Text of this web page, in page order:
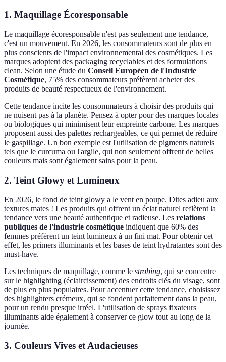
1. Maquillage Écoresponsable
Le maquillage écoresponsable n'est pas seulement une tendance,
c'est un mouvement. En 2026, les consommateurs sont de plus en
plus conscients de l'impact environnemental des cosmétiques. Les
marques adoptent des packaging recyclables et des formulations
clean. Selon une étude du Conseil Européen de l'Industrie
Cosmétique, 75% des consommateurs préfèrent acheter des
produits de beauté respectueux de l'environnement.
Cette tendance incite les consommateurs à choisir des produits qui
ne nuisent pas à la planète. Pensez à opter pour des marques locales
ou biologiques qui minimisent leur empreinte carbone. Les marques
proposent aussi des palettes rechargeables, ce qui permet de réduire
le gaspillage. Un bon exemple est l'utilisation de pigments naturels
tels que le curcuma ou l'argile, qui non seulement offrent de belles
couleurs mais sont également sains pour la peau.
2. Teint Glowy et Lumineux
En 2026, le fond de teint glowy a le vent en poupe. Dites adieu aux
textures mates ! Les produits qui offrent un éclat naturel reflètent la
tendance vers une beauté authentique et radieuse. Les relations
publiques de l'industrie cosmétique indiquent que 60% des
femmes préfèrent un teint lumineux à un fini mat. Pour obtenir cet
effet, les primers illuminants et les bases de teint hydratantes sont des
must-have.
Les techniques de maquillage, comme le strobing, qui se concentre
sur le highlighting (éclaircissement) des endroits clés du visage, sont
de plus en plus populaires. Pour accentuer cette tendance, choisissez
des highlighters crémeux, qui se fondent parfaitement dans la peau,
pour un rendu presque irréel. L'utilisation de sprays fixateurs
illuminants aide également à conserver ce glow tout au long de la
journée.
3. Couleurs Vives et Audacieuses